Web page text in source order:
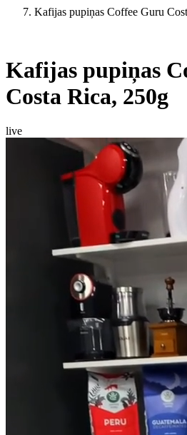
Kafijas pupiņas Coffee Guru
Kafijas pupiņas
Costa Rica, 250g
live